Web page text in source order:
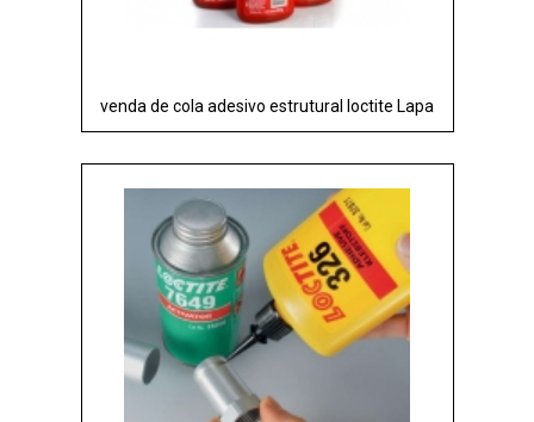
venda de cola adesivo estrutural loctite Lapa